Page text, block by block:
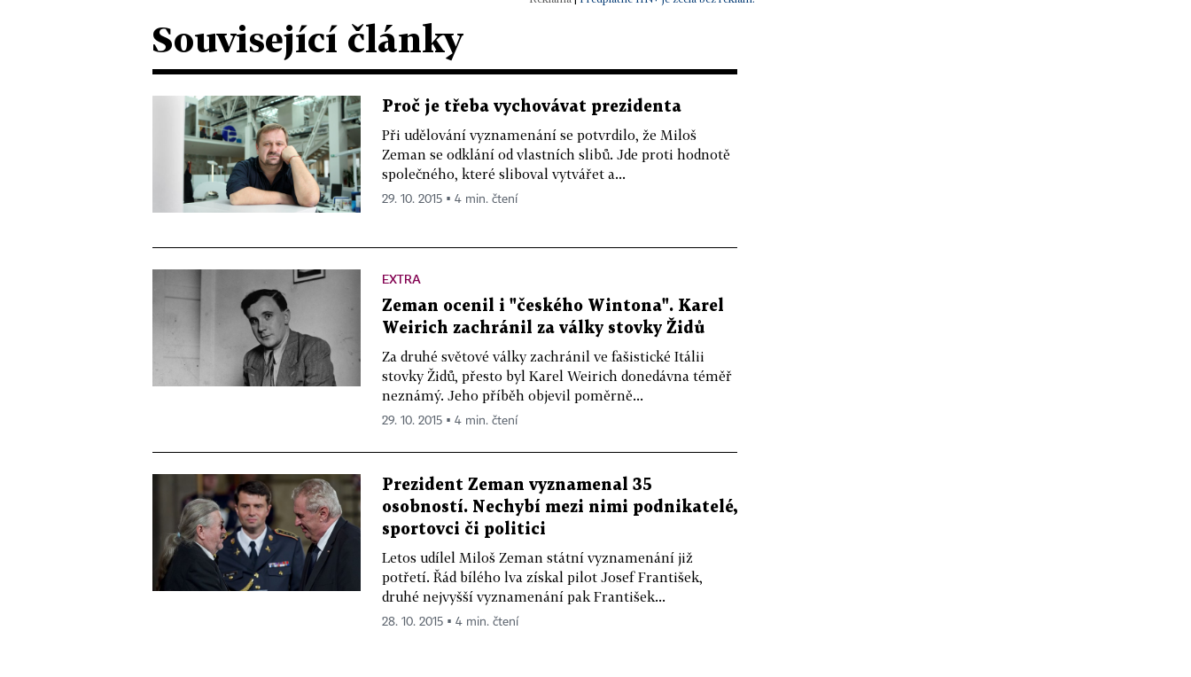
Související články
Proč je třeba vychovávat prezidenta
Při udělování vyznamenání se potvrdilo, že Miloš
Zeman se odklání od vlastních slibů. Jde proti hodnotě
společného, které sliboval vytvářet a...
29. 10. 2015 ▪ 4 min. čtení
EXTRA
Zeman ocenil i "českého Wintona". Karel
Weirich zachránil za války stovky Židů
Za druhé světové války zachránil ve fašistické Itálii
stovky Židů, přesto byl Karel Weirich donedávna téměř
neznámý. Jeho příběh objevil poměrně...
29. 10. 2015 ▪ 4 min. čtení
Prezident Zeman vyznamenal 35
osobností. Nechybí mezi nimi podnikatelé,
sportovci či politici
Letos udílel Miloš Zeman státní vyznamenání již
potřetí. Řád bílého lva získal pilot Josef František,
druhé nejvyšší vyznamenání pak František...
28. 10. 2015 ▪ 4 min. čtení